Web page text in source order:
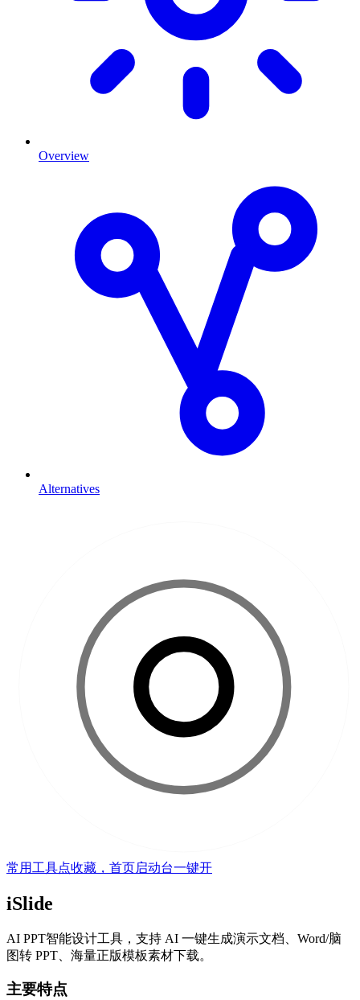
Overview
Alternatives
常用工具点收藏，首页启动台一键开
iSlide
AI PPT智能设计工具，支持 AI 一键生成演示文档、Word/脑
图转 PPT、海量正版模板素材下载。
主要特点